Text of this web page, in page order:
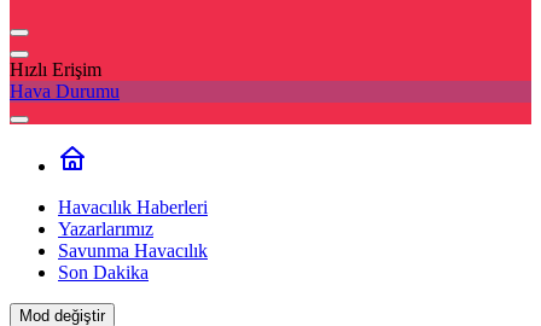
Hızlı Erişim
Hava Durumu
Havacılık Haberleri
Yazarlarımız
Savunma Havacılık
Son Dakika
Mod değiştir